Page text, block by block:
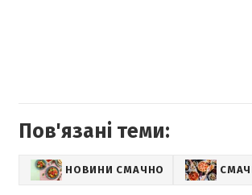
Пов'язані теми:
НОВИНИ СМАЧНО